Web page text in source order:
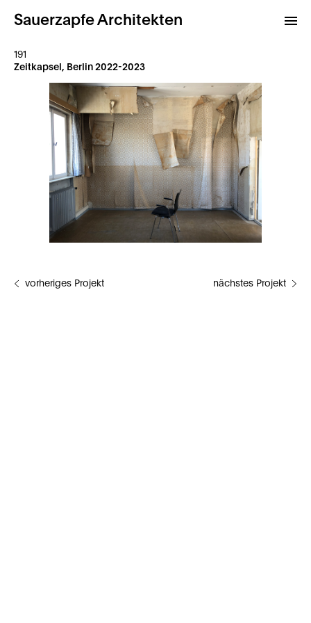
Sauerzapfe Architekten
Projekte
Archiv
Kontakt
191
Zeitkapsel, Berlin 2022-2023
vorheriges Projekt nächstes Projekt